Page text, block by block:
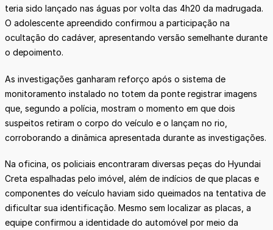
teria sido lançado nas águas por volta das 4h20 da madrugada.
O adolescente apreendido confirmou a participação na
ocultação do cadáver, apresentando versão semelhante durante
o depoimento.
As investigações ganharam reforço após o sistema de
monitoramento instalado no totem da ponte registrar imagens
que, segundo a polícia, mostram o momento em que dois
suspeitos retiram o corpo do veículo e o lançam no rio,
corroborando a dinâmica apresentada durante as investigações.
Na oficina, os policiais encontraram diversas peças do Hyundai
Creta espalhadas pelo imóvel, além de indícios de que placas e
componentes do veículo haviam sido queimados na tentativa de
dificultar sua identificação. Mesmo sem localizar as placas, a
equipe confirmou a identidade do automóvel por meio da